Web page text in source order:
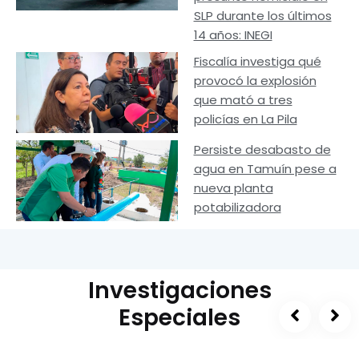
SLP durante los últimos
14 años: INEGI
Fiscalía investiga qué
provocó la explosión
que mató a tres
policías en La Pila
Persiste desabasto de
agua en Tamuín pese a
nueva planta
potabilizadora
Investigaciones
Especiales